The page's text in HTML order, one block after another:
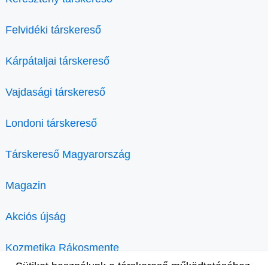
Felvidéki társkereső
Kárpátaljai társkereső
Vajdasági társkereső
Londoni társkereső
Társkereső Magyarország
Magazin
Akciós újság
Kozmetika Rákosmente